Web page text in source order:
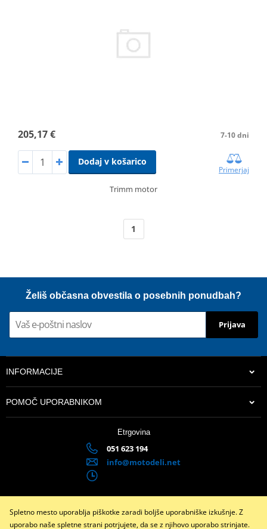
205,17 € 7-10 dni
Dodaj v košarico
Primerjaj
Trimm motor
1
Želiš občasna obvestila o posebnih ponudbah?
Prijava
INFORMACIJE
POMOČ UPORABNIKOM
Etrgovina
051 623 194
info@motodeli.net
Instagram
Spletno mesto uporablja piškotke zaradi boljše uporabniške izkušnje. Z
uporabo naše spletne strani potrjujete, da se z njihovo uporabo strinjate.